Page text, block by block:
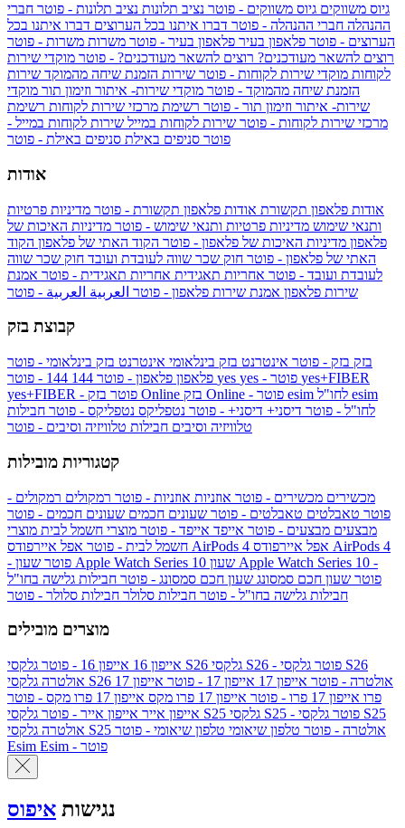
גיוס משווקים גיוס משווקים - פוטר נציב תלונות נציב תלונות - פוטר חברי
ההנהלה חברי ההנהלה - פוטר דברו איתנו בכל הערוצים דברו איתנו בכל
הערוצים - פוטר פלאפון בעיר פלאפון בעיר - פוטר משרות משרות - פוטר
רוצים להשאר מעודכנים? רוצים להשאר מעודכנים? - פוטר מוקדי שירות
לקוחות מוקדי שירות לקוחות - פוטר שירות הזמנת שיחה מהמוקד שירות
הזמנת שיחה מהמוקד - פוטר מוקדי שירות- איתור וזימון תור מוקדי
שירות- איתור וזימון תור - פוטר רשימת מרכזי שירות לקוחות רשימת
מרכזי שירות לקוחות - פוטר שירות לקוחות במייל שירות לקוחות במייל -
פוטר סניפים באילת סניפים באילת - פוטר
אודות
אודות פלאפון תקשורת אודות פלאפון תקשורת - פוטר מדיניות פרטיות
ותנאי שימוש מדיניות פרטיות ותנאי שימוש - פוטר מדיניות האיכות של
פלאפון מדיניות האיכות של פלאפון - פוטר הקוד האתי של פלאפון הקוד
האתי של פלאפון - פוטר חוק שכר שווה לעובדת ועובד חוק שכר שווה
לעובדת ועובד - פוטר אחריות תאגידית אחריות תאגידית - פוטר אמנת
שירות פלאפון אמנת שירות פלאפון - פוטר العربية العربية - פוטר
קבוצת בזק
בזק בזק - פוטר אינטרנט בזק בינלאומי אינטרנט בזק בינלאומי - פוטר
פלאפון פלאפון - פוטר 144 yes
yes+FIBER
yes+FIBER - פוטר בזק Online
esim
לחו"ל - פוטר דיסני+ דיסני+ - פוטר נטפליקס נטפליקס - פוטר חבילות
טלוויזיה וסיבים חבילות טלוויזיה וסיבים - פוטר
קטגוריות מובילות
מכשירים מכשירים - פוטר אוזניות אוזניות - פוטר רמקולים רמקולים -
פוטר טאבלטים טאבלטים - פוטר שעונים חכמים שעונים חכמים - פוטר
מבצעים מבצעים - פוטר אייפד אייפד - פוטר מוצרי חשמל לבית מוצרי
חשמל לבית - פוטר אפל איירפודס AirPods 4 אפל איירפודס AirPods 4
- פוטר שעון Apple Watch Series 10 שעון Apple Watch Series 10 -
פוטר שעון חכם סמסונג שעון חכם סמסונג - פוטר חבילות גלישה בחו"ל
חבילות גלישה בחו"ל - פוטר חבילות סלולר חבילות סלולר - פוטר
מוצרים מובילים
אייפון 16 אייפון 16 - פוטר גלקסי S26 גלקסי S26 - פוטר גלקסי S26
אולטרה
גלקסי S26 אולטרה - פוטר אייפון 17 אייפון 17 - פוטר
אייפון 17
פרו אייפון 17 פרו - פוטר אייפון 17 פרו מקס
אייפון 17 פרו מקס - פוטר
אייפון אייר אייפון אייר - פוטר גלקסי S25 גלקסי S25 - פוטר גלקסי S25
אולטרה
גלקסי S25 אולטרה - פוטר טלפון שיאומי טלפון שיאומי - פוטר
Esim
Esim - פוטר
נגישות איפוס